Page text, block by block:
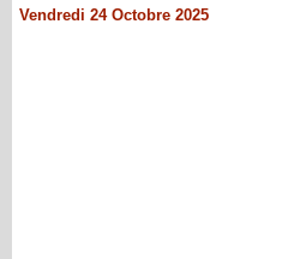
Vendredi 24 Octobre 2025